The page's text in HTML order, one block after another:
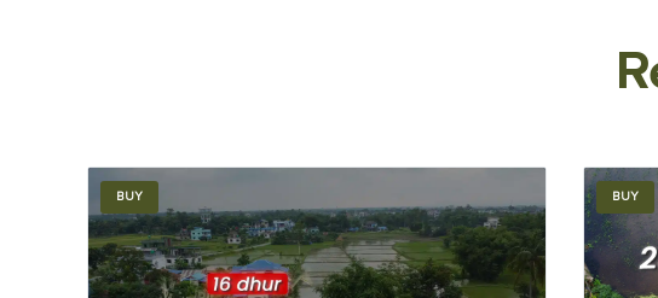
BUY BUY